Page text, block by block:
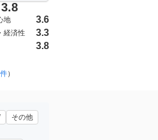
3.8
地 3.6
経済性 3.3
3.8
）
その他